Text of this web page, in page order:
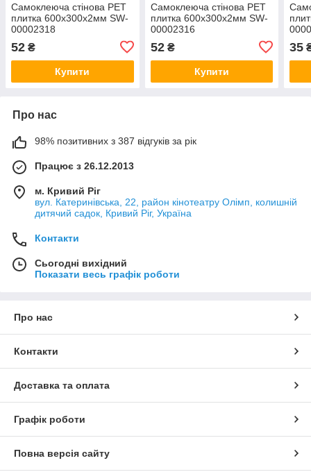
Самоклеюча стінова PET
плитка 600х300х2мм SW-
00002318
52 ₴
Купити
Самоклеюча стінова PET
плитка 600х300х2мм SW-
00002316
52₴
Купити
35
Про нас
98% позитивних з 387 відгуків за рік
Працює з 26.12.2013
м. Кривий Ріг
вул. Катеринівська, 22, район кінотеатру Олімп, колишній
дитячий садок, Кривий Ріг, Україна
Контакти
Сьогодні вихідний
Показати весь графік роботи
Про нас
Контакти
Доставка та оплата
Графік роботи
Повна версія сайту